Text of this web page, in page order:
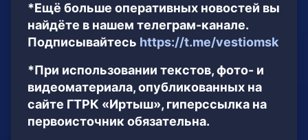
*Ещё больше оперативных новостей вы
найдёте в нашем телеграм-канале.
Подписывайтесь https://t.me/vestiomsk
*При использовании текстов, фото- и
видеоматериала, опубликованных на
сайте ГТРК «Иртыш», гиперссылка на
первоисточник обязательна.